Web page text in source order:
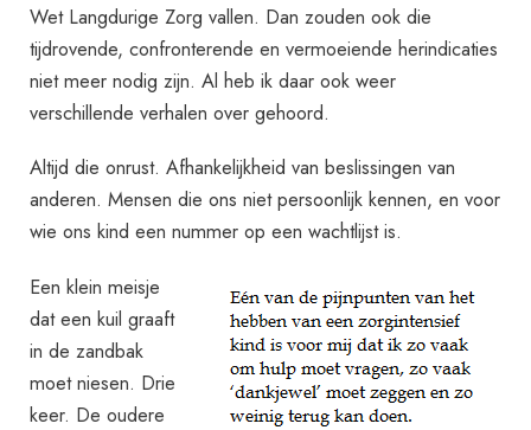
Wet Langdurige Zorg vallen. Dan zouden ook die
tijdrovende, confronterende en vermoeiende herindicaties
niet meer nodig zijn. Al heb ik daar ook weer
verschillende verhalen over gehoord.
Altijd die onrust. Afhankelijkheid van beslissingen van
anderen. Mensen die ons niet persoonlijk kennen, en voor
wie ons kind een nummer op een wachtlijst is.
Een klein meisje
dat een kuil graaft
in de zandbak
moet niesen. Drie
keer. De oudere